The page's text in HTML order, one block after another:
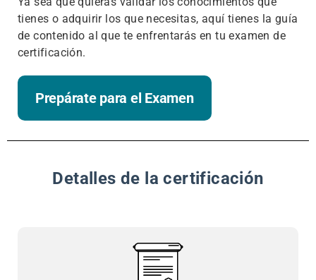
tienes o adquirir los que necesitas, aquí tienes la guía
de contenido al que te enfrentarás en tu examen de
certificación.
Prepárate para el Examen
Detalles de la certificación